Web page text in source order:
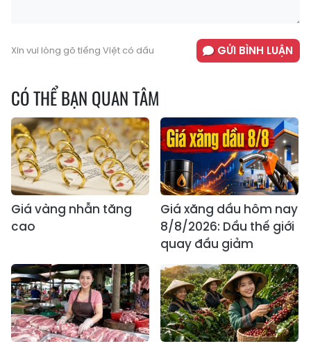
Xin vui lòng gõ tiếng Việt có dấu GỬI BÌNH LUẬN
CÓ THỂ BẠN QUAN TÂM
Giá vàng nhẫn tăng
cao
Giá xăng dầu hôm nay
8/8/2026: Dầu thế giới
quay đầu giảm